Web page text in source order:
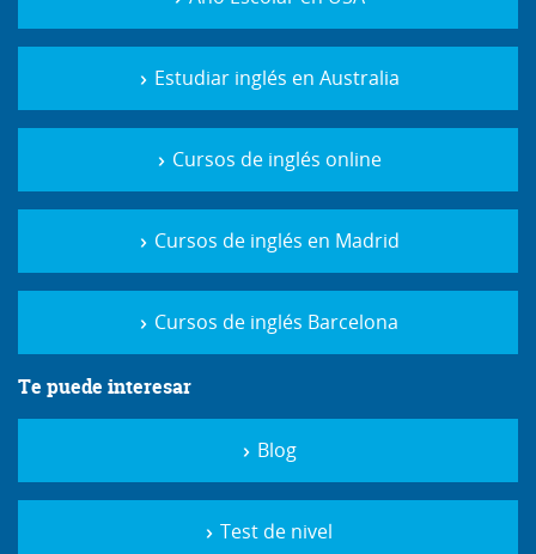
Estudiar inglés en Australia
Cursos de inglés online
Cursos de inglés en Madrid
Cursos de inglés Barcelona
Te puede interesar
Blog
Test de nivel